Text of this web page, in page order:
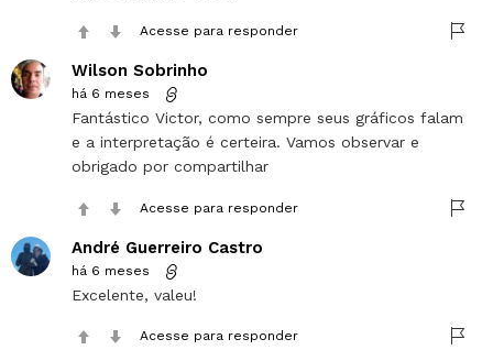
Acesse para responder
Wilson Sobrinho
há 6 meses
Fantástico Victor, como sempre seus gráficos falam
e a interpretação é certeira. Vamos observar e
obrigado por compartilhar
Acesse para responder
André Guerreiro Castro
há 6 meses
Excelente, valeu!
Acesse para responder